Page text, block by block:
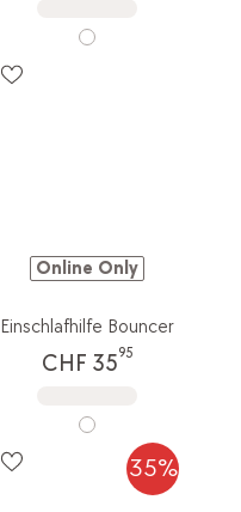
Online Only
Einschlafhilfe Bouncer
CHF 3595
35%